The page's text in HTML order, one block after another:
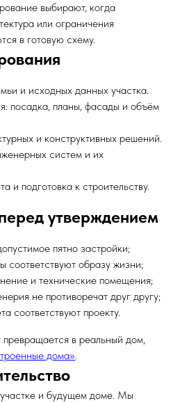
выбирают, когда
или ограничения
в готовую схему.
и исходных данных участка.
посадка, планы, фасады и объём
и конструктивных решений.
систем и их
и подготовка к строительству.
утверждением
пятно застройки;
соответствуют образу жизни;
и технические помещения;
не противоречат друг другу;
соответствуют проекту.
в реальный дом,
дома».
и будущем доме. Мы
Фоминск,